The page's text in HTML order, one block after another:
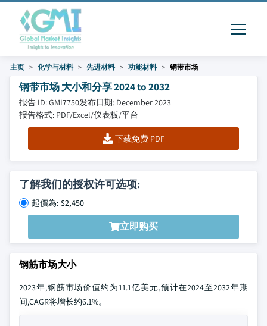
主页 化学与材料 先进材料 功能材料 钢带市场
钢带市场 大小和分享 2024 to 2032
报告 ID: GMI7750发布日期: December 2023
报告格式: PDF/Excel/仪表板/平台
下载免费 PDF
了解我们的授权许可选项:
起價為: $2,450
立即购买
钢筋市场大小
2023年,钢筋市场价值约为11.1亿美元,预计在2024至2032年期
间,CAGR将增长约6.1%。